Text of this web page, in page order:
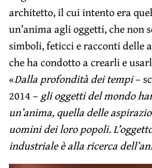
architetto, il cui intento era
un’anima agli oggetti, che non
simboli, feticci e racconti delle
che ha condotto a crearli e
«Dalla profondità dei tempi–
2014 –gli oggetti del mondo
un’anima, quella delle
uomini dei loro popoli.
industriale è alla ricerca